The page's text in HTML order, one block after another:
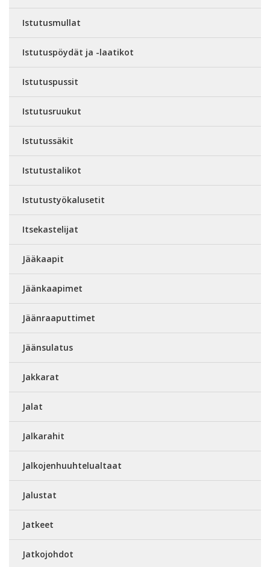
Istutusmullat
Istutuspöydät ja -laatikot
Istutuspussit
Istutusruukut
Istutussäkit
Istutustalikot
Istutustyökalusetit
Itsekastelijat
Jääkaapit
Jäänkaapimet
Jäänraaputtimet
Jäänsulatus
Jakkarat
Jalat
Jalkarahit
Jalkojenhuuhtelualtaat
Jalustat
Jatkeet
Jatkojohdot